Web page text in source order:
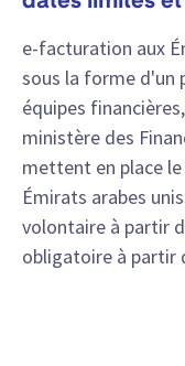
e-facturation aux
sous la forme d'un
équipes
ministère des
mettent en place
Émirats arabes
volontaire à partir
obligatoire à partir